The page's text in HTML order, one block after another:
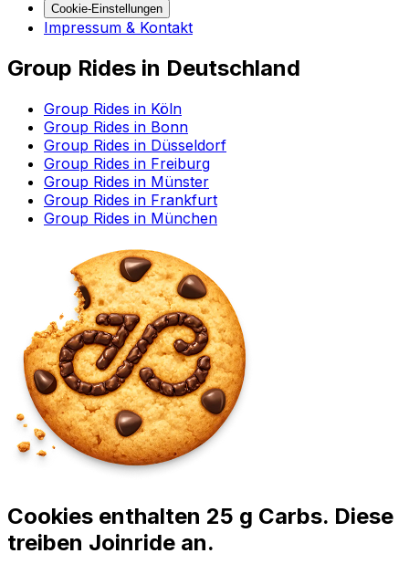
Cookie-Einstellungen
Impressum & Kontakt
Group Rides in Deutschland
Group Rides in Köln
Group Rides in Bonn
Group Rides in Düsseldorf
Group Rides in Freiburg
Group Rides in Münster
Group Rides in Frankfurt
Group Rides in München
Cookies enthalten 25 g Carbs. Diese
treiben Joinride an.